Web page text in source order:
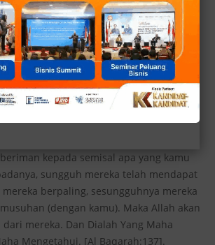
Al Qur’an:
فَإِنْ ءَامَنُوا بِمِثْل مَآءَامَنتُمْ بِهِ فَقَدِ اهْتَدَوْا وَإِن
فَسَيَكْفِيكَهُمُ
kepada semisal apa yang kamu
sungguh mereka telah mendapat
berpaling, sesungguhnya mereka
(dengan kamu). Maka Allah akan
mereka. Dan Dialah Yang Maha
Mengetahui. [Al Baqarah:137].